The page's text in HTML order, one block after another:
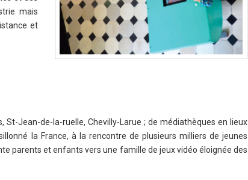
mais
et
St-Jean-de-la-ruelle, Chevilly-Larue ; de médiathèques en lieux
la France, à la rencontre de plusieurs milliers de jeunes
parents et enfants vers une famille de jeux vidéo éloignée des